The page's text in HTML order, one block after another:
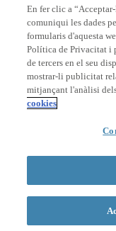
Membre de
Acreditacions
© 2026 La Salle
Formulari de
En fer clic a
comuniqui les dades
formularis d'aquesta
Política de Privacitat i
de tercers en el seu
mostrar-li publicitat
mitjançant l'anàlisi
cookies